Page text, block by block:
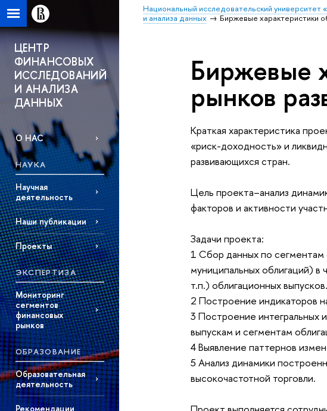
Национальный исследовательский университет
и анализа данных
Биржевые характеристики
ЦЕНТР
ФИНАНСОВЫХ
ИССЛЕДОВАНИЙ
И АНАЛИЗА
ДАННЫХ
О НАС
НАУКА
Научная
деятельность
Наши публикации
Проекты
ЭКСПЕРТИЗА
Мониторинг
сегментов
финансовых
рынков
ОБРАЗОВАНИЕ
Образовательная
деятельность
Рекомендации
Биржевые
рынков
Краткая характеристика
«риск-доходность» и
развивающихся стран.
Цель проекта–анализ
факторов и активности
Задачи проекта:
1 Сбор данных по сегментам
муниципальных облигаций) в
т.п.) облигационных выпусков.
2 Построение индикаторов
3 Построение интегральных
выпускам и сегментам
4 Выявление паттернов
5 Анализ динамики
высокочастотной торговли.